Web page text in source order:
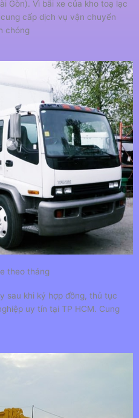
Gòn). Vì bãi xe của kho toạ lạc
cấp dịch vụ vận chuyển
chóng
theo tháng
sau khi ký hợp đồng, thủ tục
uy tín tại TP HCM. Cung